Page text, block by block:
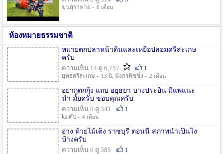
ขุนสุราพ่าย - 6 เดือน
ห้องหมายธรรมชาติ
หมายตกปลาหน้าดินและเหยื่อปลอมศรีสะเกษ
ครับ
ความเห็น 14 ดู 6,757
1
ยุทธศรีสะเกษ - 13 ปี , มังกรฟิชชิ่ง - 2 เดือน
อยากตกกุ้ง แถบ อยุธยา บางประอิน มีแพแนะ
นำ มั้ยครับ ขอบคุณครับ
ความเห็น 0 ดู 341
1
kaiคับ - 4 เดือน
อ่าง ห้วยไม้เต็ง ราชบุรี ตอนนี้ สภาพน้ำเป็นไง
บ้างครับ
ความเห็น 0 ดู 385
1